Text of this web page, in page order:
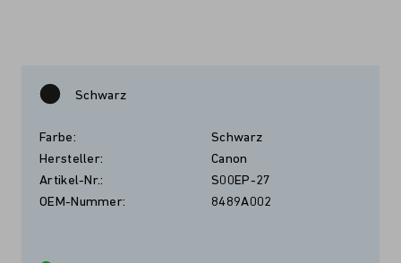
Schwarz
Farbe:
Schwarz
Hersteller:
Canon
Artikel-Nr.:
S00EP-27
OEM-Nummer:
8489A002